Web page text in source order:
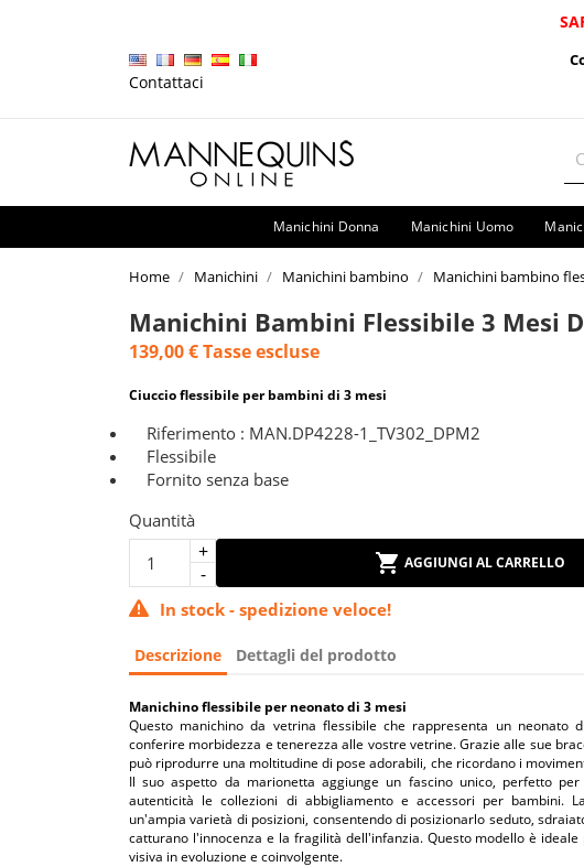
Contattaci
Manichini Donna Manichini Uomo
Home Manichini Manichini bambino Manichini bambino
Manichini Bambini Flessibile 3 Mesi
139,00 €Tasse escluse
Ciuccio flessibile per bambini di 3 mesi
Riferimento : MAN.DP4228-1_TV302_DPM2
Flessibile
Fornito senza base
Quantità
AGGIUNGI AL CARRELLO
In stock - spedizione veloce!
Descrizione Dettagli del prodotto
Manichino flessibile per neonato di 3 mesi
Questo manichino da vetrina flessibile che rappresenta un neonato
conferire morbidezza e tenerezza alle vostre vetrine. Grazie alle sue
può riprodurre una moltitudine di pose adorabili, che ricordano i
Il suo aspetto da marionetta aggiunge un fascino unico, perfetto
autenticità le collezioni di abbigliamento e accessori per bambini.
un'ampia varietà di posizioni, consentendo di posizionarlo seduto,
catturano l'innocenza e la fragilità dell'infanzia. Questo modello è ideale
visiva in evoluzione e coinvolgente.